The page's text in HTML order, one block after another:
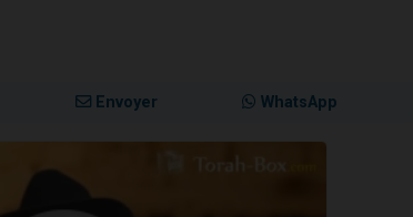
Envoyer WhatsApp